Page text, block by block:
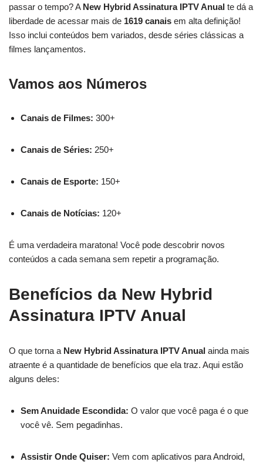
passar o tempo? A New Hybrid Assinatura IPTV Anual te dá a
liberdade de acessar mais de 1619 canais em alta definição!
Isso inclui conteúdos bem variados, desde séries clássicas a
filmes lançamentos.
Vamos aos Números
Canais de Filmes: 300+
Canais de Séries: 250+
Canais de Esporte: 150+
Canais de Notícias: 120+
É uma verdadeira maratona! Você pode descobrir novos
conteúdos a cada semana sem repetir a programação.
Benefícios da New Hybrid
Assinatura IPTV Anual
O que torna a New Hybrid Assinatura IPTV Anual ainda mais
atraente é a quantidade de benefícios que ela traz. Aqui estão
alguns deles:
Sem Anuidade Escondida: O valor que você paga é o que
você vê. Sem pegadinhas.
Assistir Onde Quiser: Vem com aplicativos para Android,